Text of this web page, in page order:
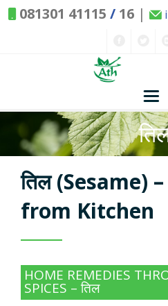
081301 41115 / 16 |
Nature and
Kitchen Spices -
Exclusive
About
तिल (Sesame)
from Kitchen
HOME REMEDIES
SPICES – तिल